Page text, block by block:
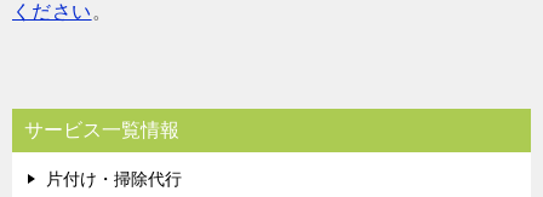
ください 。
サービス一覧情報
片付け・掃除代行